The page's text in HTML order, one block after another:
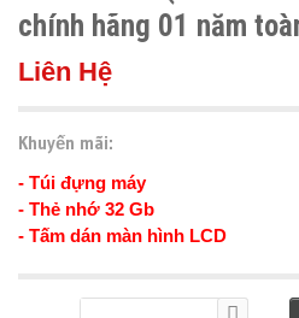
chính hãng 01 năm
Liên Hệ
Khuyến mãi:
- Túi đựng máy
- Thẻ nhớ 32 Gb
- Tấm dán màn hình LCD